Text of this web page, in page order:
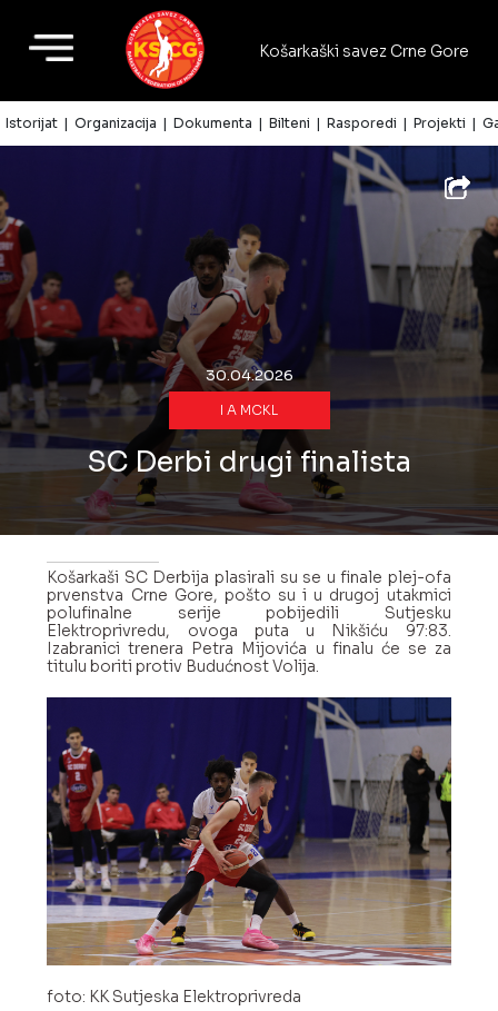
Ne propustite
naše aktivnosti!
Reprezentacije
Seniorske
lige
Kup
CG
Lige
dječaka
Lige
djevojčica
Sudije
Delegati
Košarkaški
savez
Crne
Gore
decembar
81000
Istorijat
Košarkaški savez Crne Gore
Istorijat Organizacija Dokumenta Bilteni Rasporedi Projekti
I A MCKL
SC Derbi drugi finalista
30.04.2026
Košarkaši SC Derbija plasirali su se u finale plej-ofa
prvenstva Crne Gore, pošto su i u drugoj utakmici
polufinalne serije pobijedili Sutjesku
Elektroprivredu, ovoga puta u Nikšiću 97:83.
Izabranici trenera Petra Mijovića u finalu će se za
titulu boriti protiv Budućnost Volija.
foto: KK Sutjeska Elektroprivreda